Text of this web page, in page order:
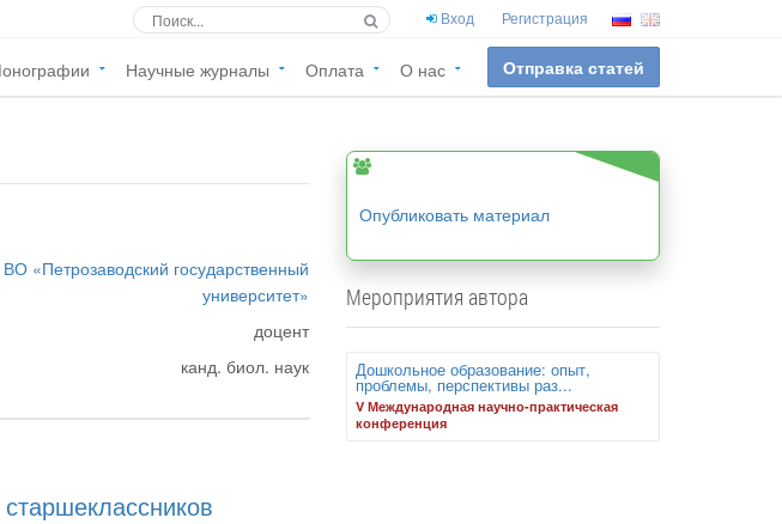
Вход Регистрация
Научные журналы Оплата О нас Отправка статей
«Петрозаводский государственный
университет»
доцент
канд. биол. наук
Опубликовать материал
Мероприятия автора
Дошкольное образование: опыт,
проблемы, перспективы раз...
V Международная научно-практическая
конференция